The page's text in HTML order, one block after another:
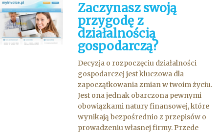
Zaczynasz swoją
przygodę z
działalnością
gospodarczą?
Decyzja o rozpoczęciu działalności
gospodarczej jest kluczowa dla
zapoczątkowania zmian w twoim życiu.
Jest ona jednak obarczona pewnymi
obowiązkami natury finansowej, które
wynikają bezpośrednio z przepisów o
prowadzeniu własnej firmy. Przede